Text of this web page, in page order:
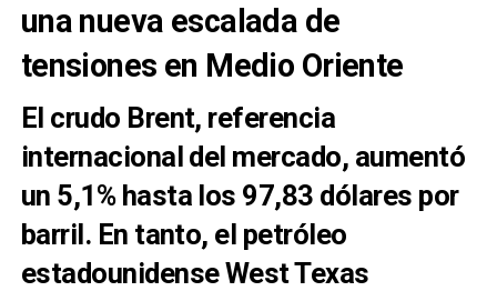
una nueva escalada de
tensiones en Medio Oriente
El crudo Brent, referencia
internacional del mercado, aumentó
un 5,1% hasta los 97,83 dólares por
barril. En tanto, el petróleo
estadounidense West Texas